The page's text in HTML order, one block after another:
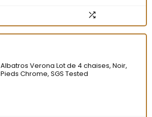
Albatros Verona Lot de 4 chaises, Noir,
Pieds Chrome, SGS Tested